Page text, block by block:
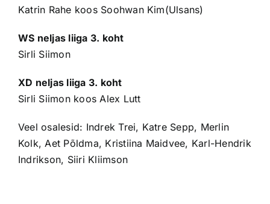
Katrin Rahe koos Soohwan Kim(Ulsans)
WS neljas liiga 3. koht
Sirli Siimon
XD neljas liiga 3. koht
Sirli Siimon koos Alex Lutt
Veel osalesid: Indrek Trei, Katre Sepp, Merlin
Kolk, Aet Põldma, Kristiina Maidvee, Karl-Hendrik
Indrikson, Siiri Kliimson